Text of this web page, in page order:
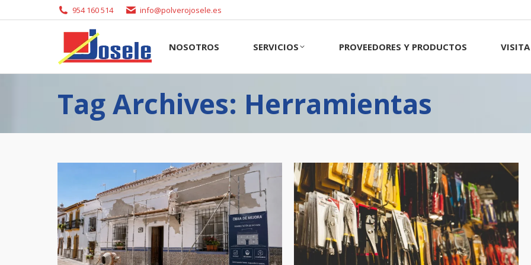
954 160 514 info@polverojosele.es
NOSOTROS SERVICIOS PROVEEDORES Y PRODUCTOS VISITA
Tag Archives: Herramientas
NOSOTROS SERVICIOS PROVEEDORES Y PRODUCTOS VISITA